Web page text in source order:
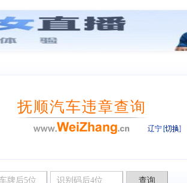
抚顺汽车违章查询
违章查询网
辽宁